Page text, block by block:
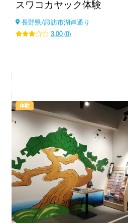
スワコカヤック体験
長野県/諏訪市湖岸通り
3.00(0)
体験